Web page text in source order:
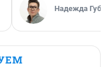
Надежда